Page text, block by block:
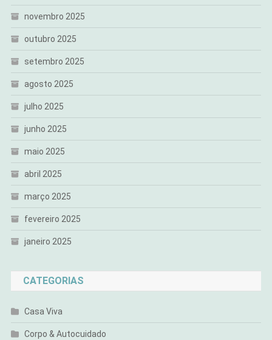
novembro 2025
outubro 2025
setembro 2025
agosto 2025
julho 2025
junho 2025
maio 2025
abril 2025
março 2025
fevereiro 2025
janeiro 2025
CATEGORIAS
Casa Viva
Corpo & Autocuidado